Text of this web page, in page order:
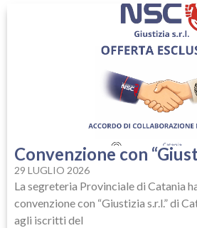
Convenzione con
29 LUGLIO 2026
La segreteria Provinciale di Catania
convenzione con “Giustizia s.r.l.” di
agli iscritti del